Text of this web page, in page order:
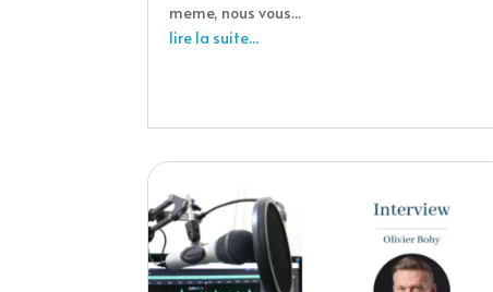
meme, nous vous...
lire la suite...